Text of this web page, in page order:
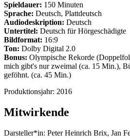
Spieldauer: 150 Minuten
Sprache: Deutsch, Plattdeutsch
Audiodeskription: Deutsch
Untertitel: Deutsch für Hörgeschädigte
Bildformat: 16:9
Ton: Dolby Digital 2.0
Bonus: Olympische Rekorde
mich gibt's nur zweimal (ca. 15 Min.),
geföhnt. (ca. 45 Min.)
Produktionsjahr: 2016
Mitwirkende
Darsteller*in: Peter Heinrich Brix, Jan